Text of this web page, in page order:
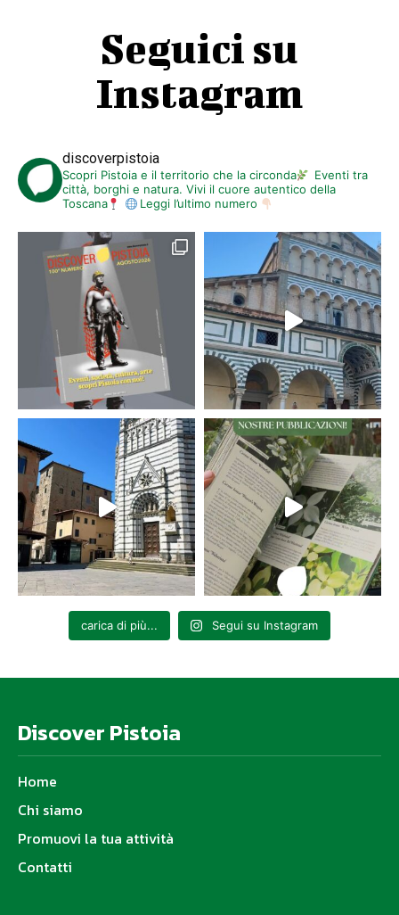
Seguici su
Instagram
discoverpistoia
Scopri Pistoia e il territorio che la circonda
Eventi tra
città, borghi e natura. Vivi il cuore autentico della
Toscana
Leggi l’ultimo numero
carica di più... Segui su Instagram
Discover Pistoia
Home
Chi siamo
Promuovi la tua attività
Contatti